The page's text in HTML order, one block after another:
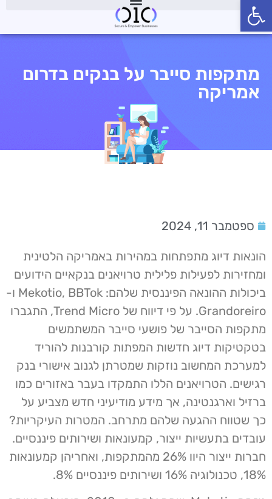
פתח סרגל נגישות
מתקפות סייבר על בנקים בדרום
אמריקה
ספטמבר 11, 2024
הונאות דיוג מתפתחות במהירות באמריקה הלטינית
ומחזירות לפעילות פלילית טרויאנים בנקאיים הידועים
ביכולות ההונאה הפיננסית שלהם: Mekotio, BBTok ו-
Grandoreiro. על פי דיווח של Trend Micro, התגברו
מתקפות הסייבר של פושעי סייבר המשתמשים
בטקטיקות דיוג חדשות המפתות קורבנות להוריד
למערכת המחשוב נוזקות שמטרתן לגנוב אישורי בנק
רגישים. הטרויאנים הללו התמקדו בעבר באזורים כמו
ברזיל וארגנטינה, אך מידע מודיעיני חדש מצביע על
כך שטווח ההגעה שלהם מתרחב. המטרות העיקריות?
עובדים בתעשיות ייצור, קמעונאות ושירותים פיננסיים.
חברות ייצור היוו 26% מהמתקפות, ואחריהן קמעונאות
18%, טכנולוגיה 16% ושירותים פיננסיים 8%.